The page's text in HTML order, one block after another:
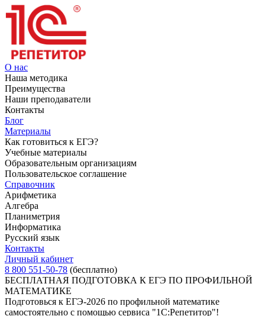
О нас
Наша методика
Преимущества
Наши преподаватели
Контакты
Блог
Материалы
Как готовиться к ЕГЭ?
Учебные материалы
Образовательным организациям
Пользовательское соглашение
Справочник
Арифметика
Алгебра
Планиметрия
Информатика
Русский язык
Контакты
Личный кабинет
8 800 551-50-78 (бесплатно)
БЕСПЛАТНАЯ ПОДГОТОВКА К ЕГЭ ПО ПРОФИЛЬНОЙ
МАТЕМАТИКЕ
Подготовься к ЕГЭ-2026 по профильной математике
самостоятельно с помощью сервиса "1С:Репетитор"!